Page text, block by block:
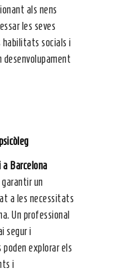
als nens
les seves
habilitats socials i
Barcelona
un
a les necessitats
Un professional
segur i
explorar els
i